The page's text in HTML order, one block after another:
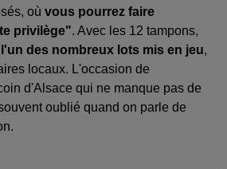
où vous pourrez faire
privilège". Avec les 12 tampons,
des nombreux lots mis en jeu,
locaux. L'occasion de
d'Alsace qui ne manque pas de
oublié quand on parle de